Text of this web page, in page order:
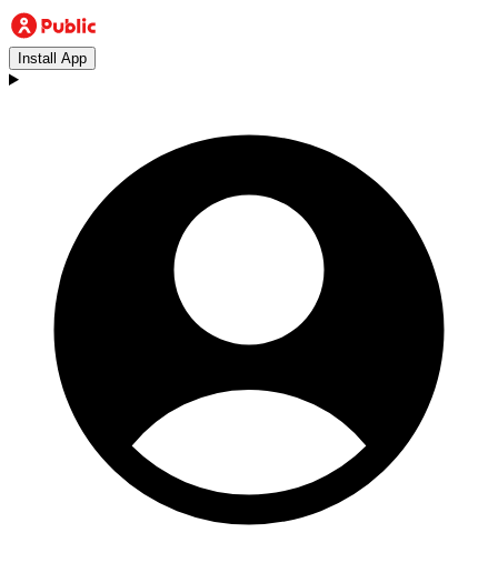
Install App